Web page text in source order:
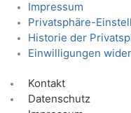
Impressum
Privatsphäre-
Historie der
Einwilligungen
Kontakt
Datenschutz